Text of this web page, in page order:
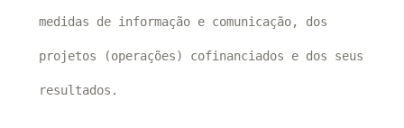
medidas de informação e comunicação, dos
projetos (operações) cofinanciados e dos seus
resultados.